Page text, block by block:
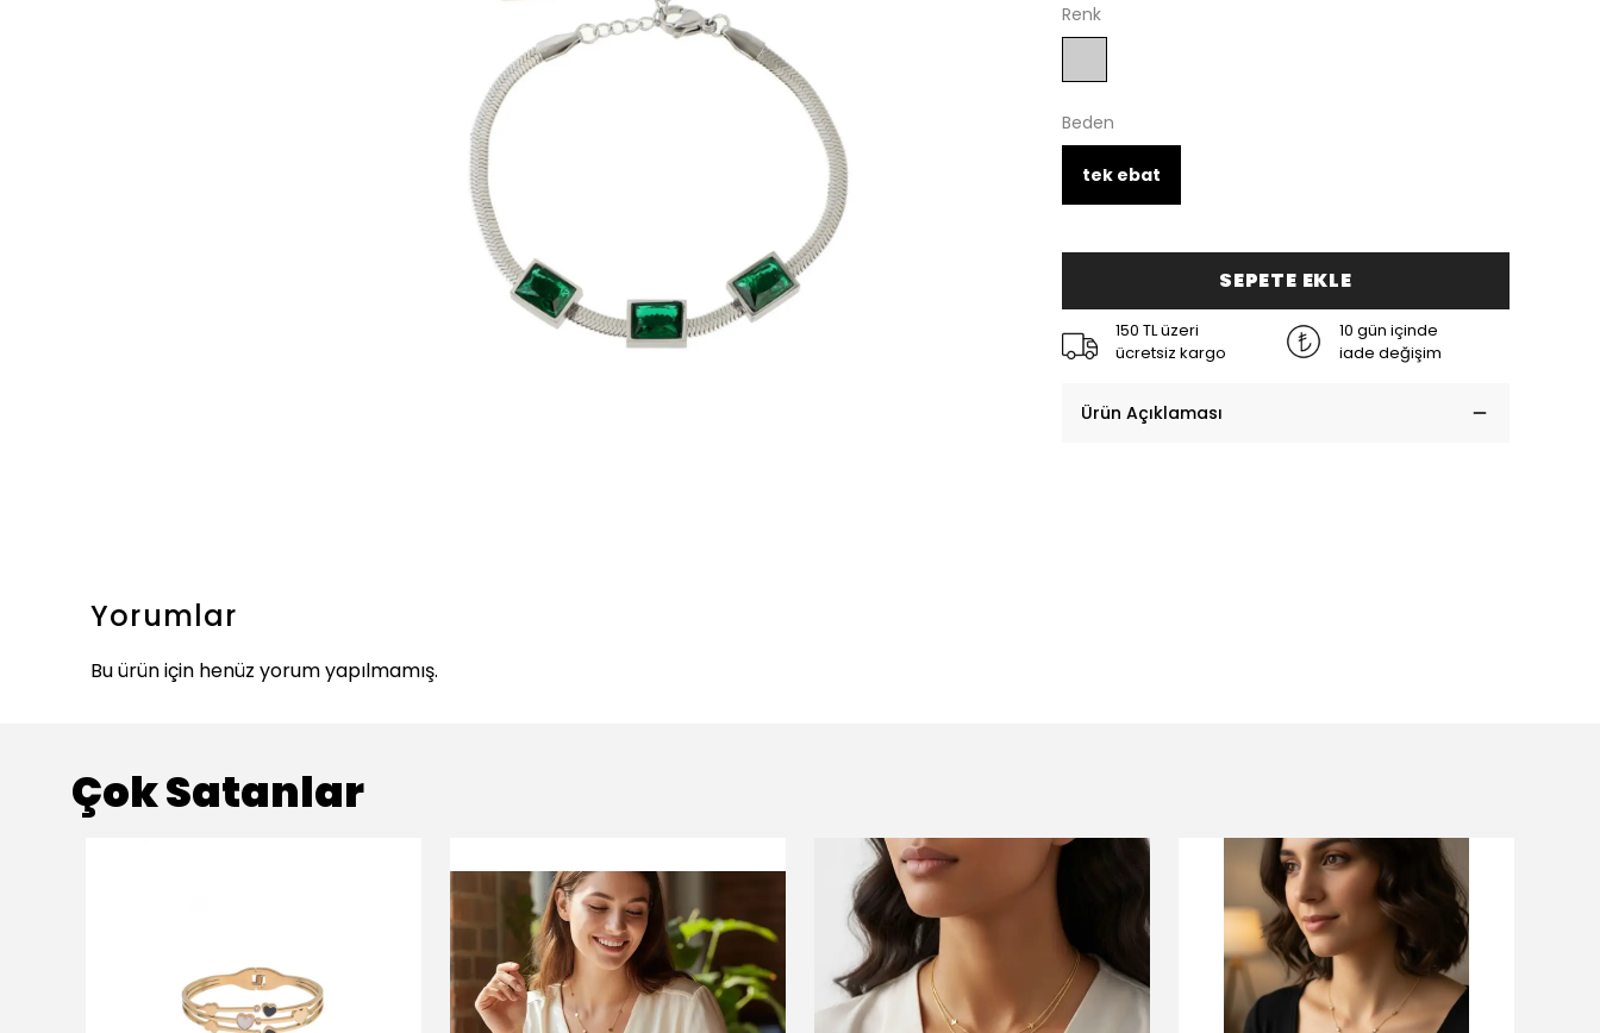
Renk
Beden
tek ebat
SEPETE EKLE
150 TL üzeri
ücretsiz kargo
10 gün içinde
iade değişim
Ürün Açıklaması
Yorumlar
Bu ürün için henüz yorum yapılmamış.
Çok Satanlar